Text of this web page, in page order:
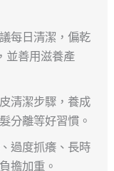
每日清潔，偏乾
並善用滋養產
清潔步驟，養成
分離等好習慣。
過度抓癢、長時
擔加重。